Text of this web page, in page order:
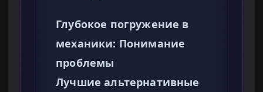
Глубокое погружение в
механики: Понимание
проблемы
Лучшие альтернативные